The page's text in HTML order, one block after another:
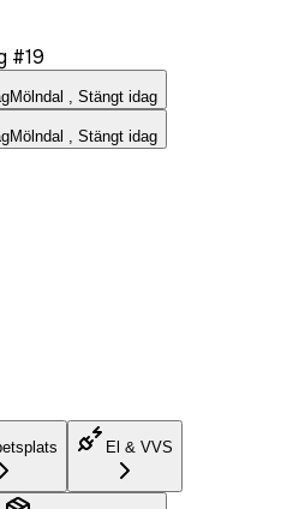
#19
Mölndal , Stängt idag
Mölndal , Stängt idag
El & VVS